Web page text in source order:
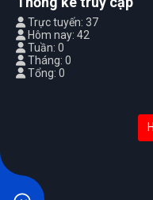
Trực tuyến: 37
Hôm nay: 42
Tuần: 0
Tháng: 0
Tổng: 0